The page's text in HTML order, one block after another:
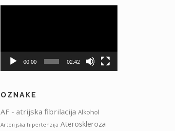
00:00 02:42
OZNAKE
AF - atrijska fibrilacija Alkohol
Arterijska hipertenzija Ateroskleroza